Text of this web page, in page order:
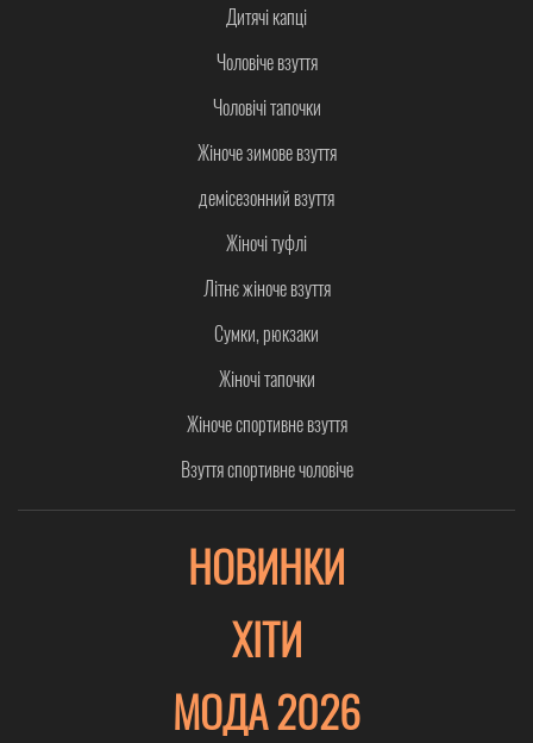
Дитячі капці
Чоловіче взуття
Чоловічі тапочки
Жіноче зимове взуття
демісезонний взуття
Жіночі туфлі
Літнє жіноче взуття
Сумки, рюкзаки
Жіночі тапочки
Жіноче спортивне взуття
Взуття спортивне чоловіче
НОВИНКИ
ХІТИ
МОДА 2026